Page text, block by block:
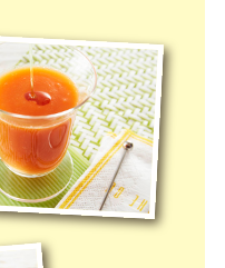
にかけ
おいサ
手軽